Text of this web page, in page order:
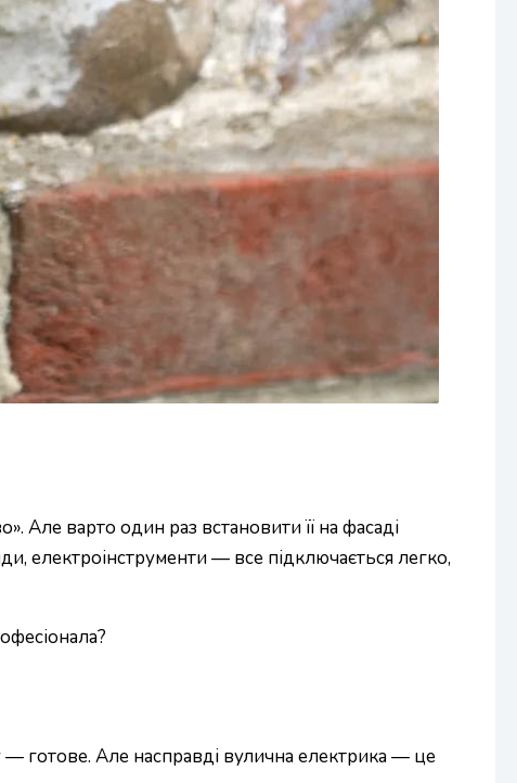
Але варто один раз встановити її на фасаді
електроінструменти — все підключається легко,
готове. Але насправді вулична електрика — це